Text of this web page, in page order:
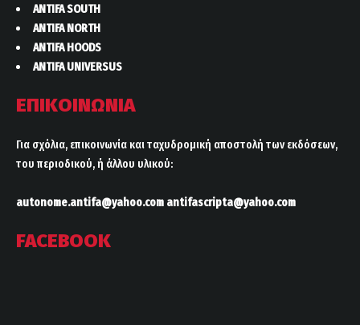
ANTIFA SOUTH
ANTIFA NORTH
ANTIFA HOODS
ANTIFA UNIVERSUS
ΕΠΙΚΟΙΝΩΝΙΑ
Για σχόλια, επικοινωνία και ταχυδρομική αποστολή των εκδόσεων,
του περιοδικού, ή άλλου υλικού:
autonome.antifa@yahoo.com antifascripta@yahoo.com
FACEBOOK